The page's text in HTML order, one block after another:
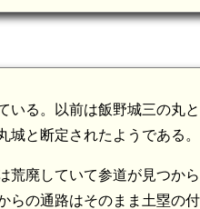
る。以前は飯野城三の丸
と断定されたようである。
廃していて参道が見つか
の通路はそのまま土塁の